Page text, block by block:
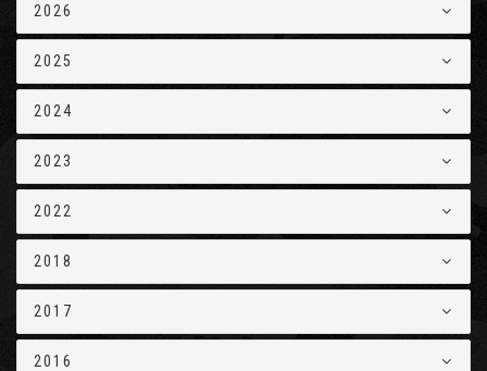
2026
2025
2024
2023
2022
2018
2017
2016